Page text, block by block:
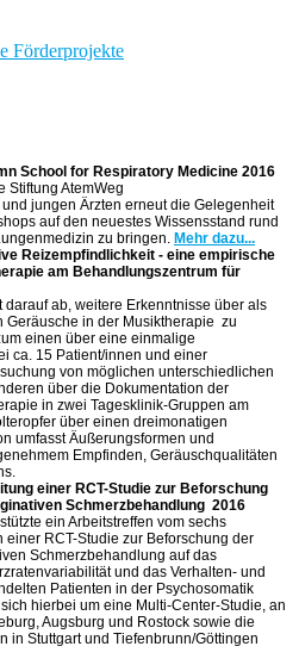
Förderprojekte
School for Respiratory Medicine 2016
Stiftung AtemWeg
jungen Ärzten erneut die Gelegenheit
auf den neuestes Wissensstand rund
zu bringen. Mehr dazu...
Reizempfindlichkeit - eine empirische
am Behandlungszentrum für
darauf ab, weitere Erkenntnisse über als
Geräusche in der Musiktherapie zu
einen über eine einmalige
ca. 15 Patient/innen und einer
von möglichen unterschiedlichen
über die Dokumentation der
in zwei Tagesklinik-Gruppen am
über einen dreimonatigen
umfasst Äußerungsformen und
Empfinden, Geräuschqualitäten
einer RCT-Studie zur Beforschung
Schmerzbehandlung 2016
ein Arbeitstreffen vom sechs
einer RCT-Studie zur Beforschung der
Schmerzbehandlung auf das
und das Verhalten- und
Patienten in der Psychosomatik
hierbei um eine Multi‐Center‐Studie, an
Augsburg und Rostock sowie die
in Stuttgart und Tiefenbrunn/Göttingen